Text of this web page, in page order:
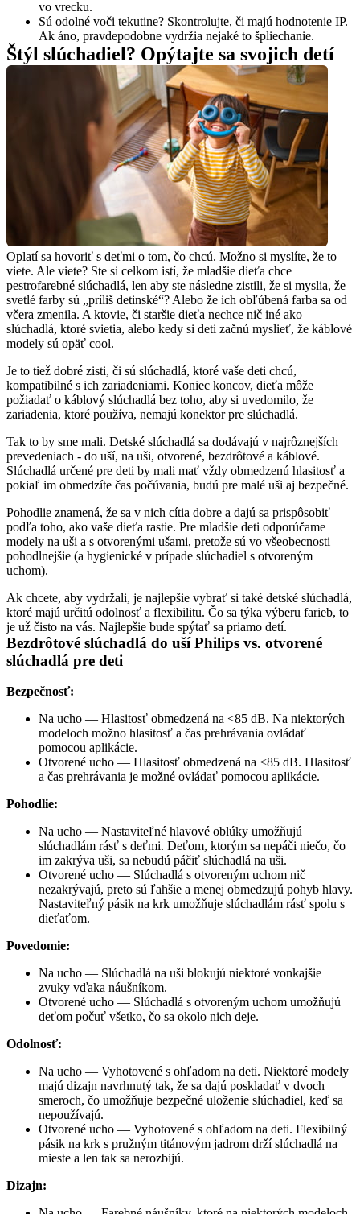
vo vrecku.
Sú odolné voči tekutine? Skontrolujte, či majú hodnotenie IP.
Ak áno, pravdepodobne vydržia nejaké to špliechanie.
Štýl slúchadiel? Opýtajte sa svojich detí
Oplatí sa hovoriť s deťmi o tom, čo chcú. Možno si myslíte, že to
viete. Ale viete? Ste si celkom istí, že mladšie dieťa chce
pestrofarebné slúchadlá, len aby ste následne zistili, že si myslia, že
svetlé farby sú „príliš detinské“? Alebo že ich obľúbená farba sa od
včera zmenila. A ktovie, či staršie dieťa nechce nič iné ako
slúchadlá, ktoré svietia, alebo kedy si deti začnú myslieť, že káblové
modely sú opäť cool.
Je to tiež dobré zisti, či sú slúchadlá, ktoré vaše deti chcú,
kompatibilné s ich zariadeniami. Koniec koncov, dieťa môže
požiadať o káblový slúchadlá bez toho, aby si uvedomilo, že
zariadenia, ktoré používa, nemajú konektor pre slúchadlá.
Tak to by sme mali. Detské slúchadlá sa dodávajú v najrôznejších
prevedeniach - do uší, na uši, otvorené, bezdrôtové a káblové.
Slúchadlá určené pre deti by mali mať vždy obmedzenú hlasitosť a
pokiaľ im obmedzíte čas počúvania, budú pre malé uši aj bezpečné.
Pohodlie znamená, že sa v nich cítia dobre a dajú sa prispôsobiť
podľa toho, ako vaše dieťa rastie. Pre mladšie deti odporúčame
modely na uši a s otvorenými ušami, pretože sú vo všeobecnosti
pohodlnejšie (a hygienické v prípade slúchadiel s otvoreným
uchom).
Ak chcete, aby vydržali, je najlepšie vybrať si také detské slúchadlá,
ktoré majú určitú odolnosť a flexibilitu. Čo sa týka výberu farieb, to
je už čisto na vás. Najlepšie bude spýtať sa priamo detí.
Bezdrôtové slúchadlá do uší Philips vs. otvorené
slúchadlá pre deti
Bezpečnosť:
Na ucho — Hlasitosť obmedzená na <85 dB. Na niektorých
modeloch možno hlasitosť a čas prehrávania ovládať
pomocou aplikácie.
Otvorené ucho — Hlasitosť obmedzená na <85 dB. Hlasitosť
a čas prehrávania je možné ovládať pomocou aplikácie.
Pohodlie:
Na ucho — Nastaviteľné hlavové oblúky umožňujú
slúchadlám rásť s deťmi. Deťom, ktorým sa nepáči niečo, čo
im zakrýva uši, sa nebudú páčiť slúchadlá na uši.
Otvorené ucho — Slúchadlá s otvoreným uchom nič
nezakrývajú, preto sú ľahšie a menej obmedzujú pohyb hlavy.
Nastaviteľný pásik na krk umožňuje slúchadlám rásť spolu s
dieťaťom.
Povedomie:
Na ucho — Slúchadlá na uši blokujú niektoré vonkajšie
zvuky vďaka náušníkom.
Otvorené ucho — Slúchadlá s otvoreným uchom umožňujú
deťom počuť všetko, čo sa okolo nich deje.
Odolnosť:
Na ucho — Vyhotovené s ohľadom na deti. Niektoré modely
majú dizajn navrhnutý tak, že sa dajú poskladať v dvoch
smeroch, čo umožňuje bezpečné uloženie slúchadiel, keď sa
nepoužívajú.
Otvorené ucho — Vyhotovené s ohľadom na deti. Flexibilný
pásik na krk s pružným titánovým jadrom drží slúchadlá na
mieste a len tak sa nerozbijú.
Dizajn: